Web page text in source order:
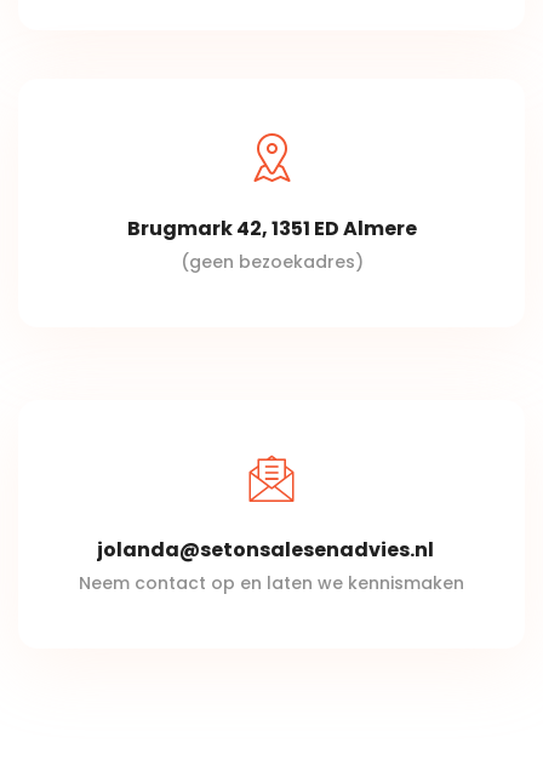
Brugmark 42, 1351 ED Almere
(geen bezoekadres)
jolanda@setonsalesenadvies.nl
Neem contact op en laten we kennismaken